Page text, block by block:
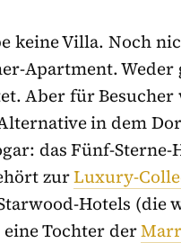
keine Villa. Noch
Apartment. Weder
Aber für
in dem
das Fünf-Sterne-
zurLuxury-
Hotels (die
Tochter der